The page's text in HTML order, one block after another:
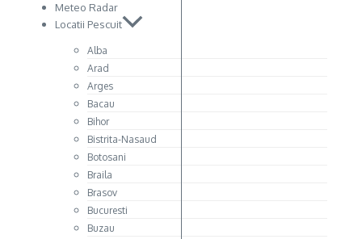
Meteo Radar
Locatii Pescuit
Alba
Arad
Arges
Bacau
Bihor
Bistrita-Nasaud
Botosani
Braila
Brasov
Bucuresti
Buzau